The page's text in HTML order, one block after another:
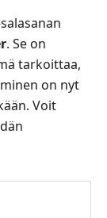
. Se on
tarkoittaa,
on nyt
Voit